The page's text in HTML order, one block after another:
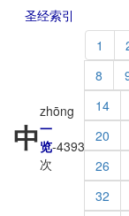
圣经索引
中
zhōng
一
览-4393
次
1
8
14
20
26
32